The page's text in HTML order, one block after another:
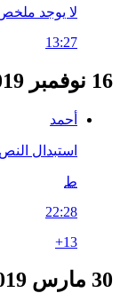
لا يوجد
13:27
16 نوفمبر 2019
أحمد
استبدال
ط
22:28
+13
30 مارس 2019